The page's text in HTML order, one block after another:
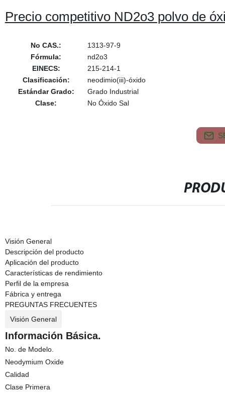
Precio competitivo ND2o3 polvo de
No CAS.:
1313-97-9
Fórmula:
nd2o3
EINECS:
215-214-1
Clasificación:
neodimio(iii)-óxido
Estándar Grado:
Grado Industrial
Clase:
No Óxido Sal
Visión General
Descripción del producto
Aplicación del producto
Características de rendimiento
Perfil de la empresa
Fábrica y entrega
PREGUNTAS FRECUENTES
Visión General
Información Básica.
No. de Modelo.
Neodymium Oxide
Calidad
Clase Primera